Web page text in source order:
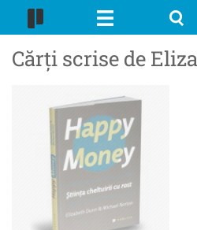
Cărți scrise de